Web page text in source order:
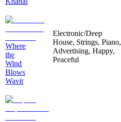
Where
the
Wind
Blows
Wavit
Electronic/Deep
House, Strings, Piano,
Advertising, Happy,
Peaceful